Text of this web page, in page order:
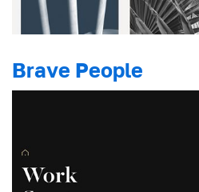
Brave People